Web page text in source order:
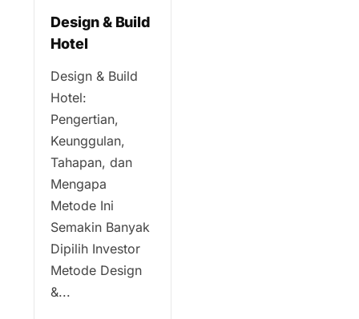
Design & Build
Hotel
Design & Build
Hotel:
Pengertian,
Keunggulan,
Tahapan, dan
Mengapa
Metode Ini
Semakin Banyak
Dipilih Investor
Metode Design
&...